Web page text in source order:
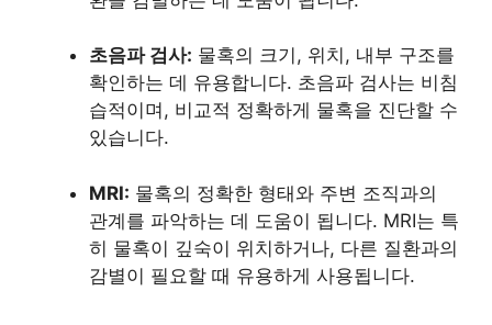
초음파 검사: 물혹의 크기, 위치, 내부 구조를
확인하는 데 유용합니다. 초음파 검사는 비침
습적이며, 비교적 정확하게 물혹을 진단할 수
있습니다.
MRI: 물혹의 정확한 형태와 주변 조직과의
관계를 파악하는 데 도움이 됩니다. MRI는 특
히 물혹이 깊숙이 위치하거나, 다른 질환과의
감별이 필요할 때 유용하게 사용됩니다.